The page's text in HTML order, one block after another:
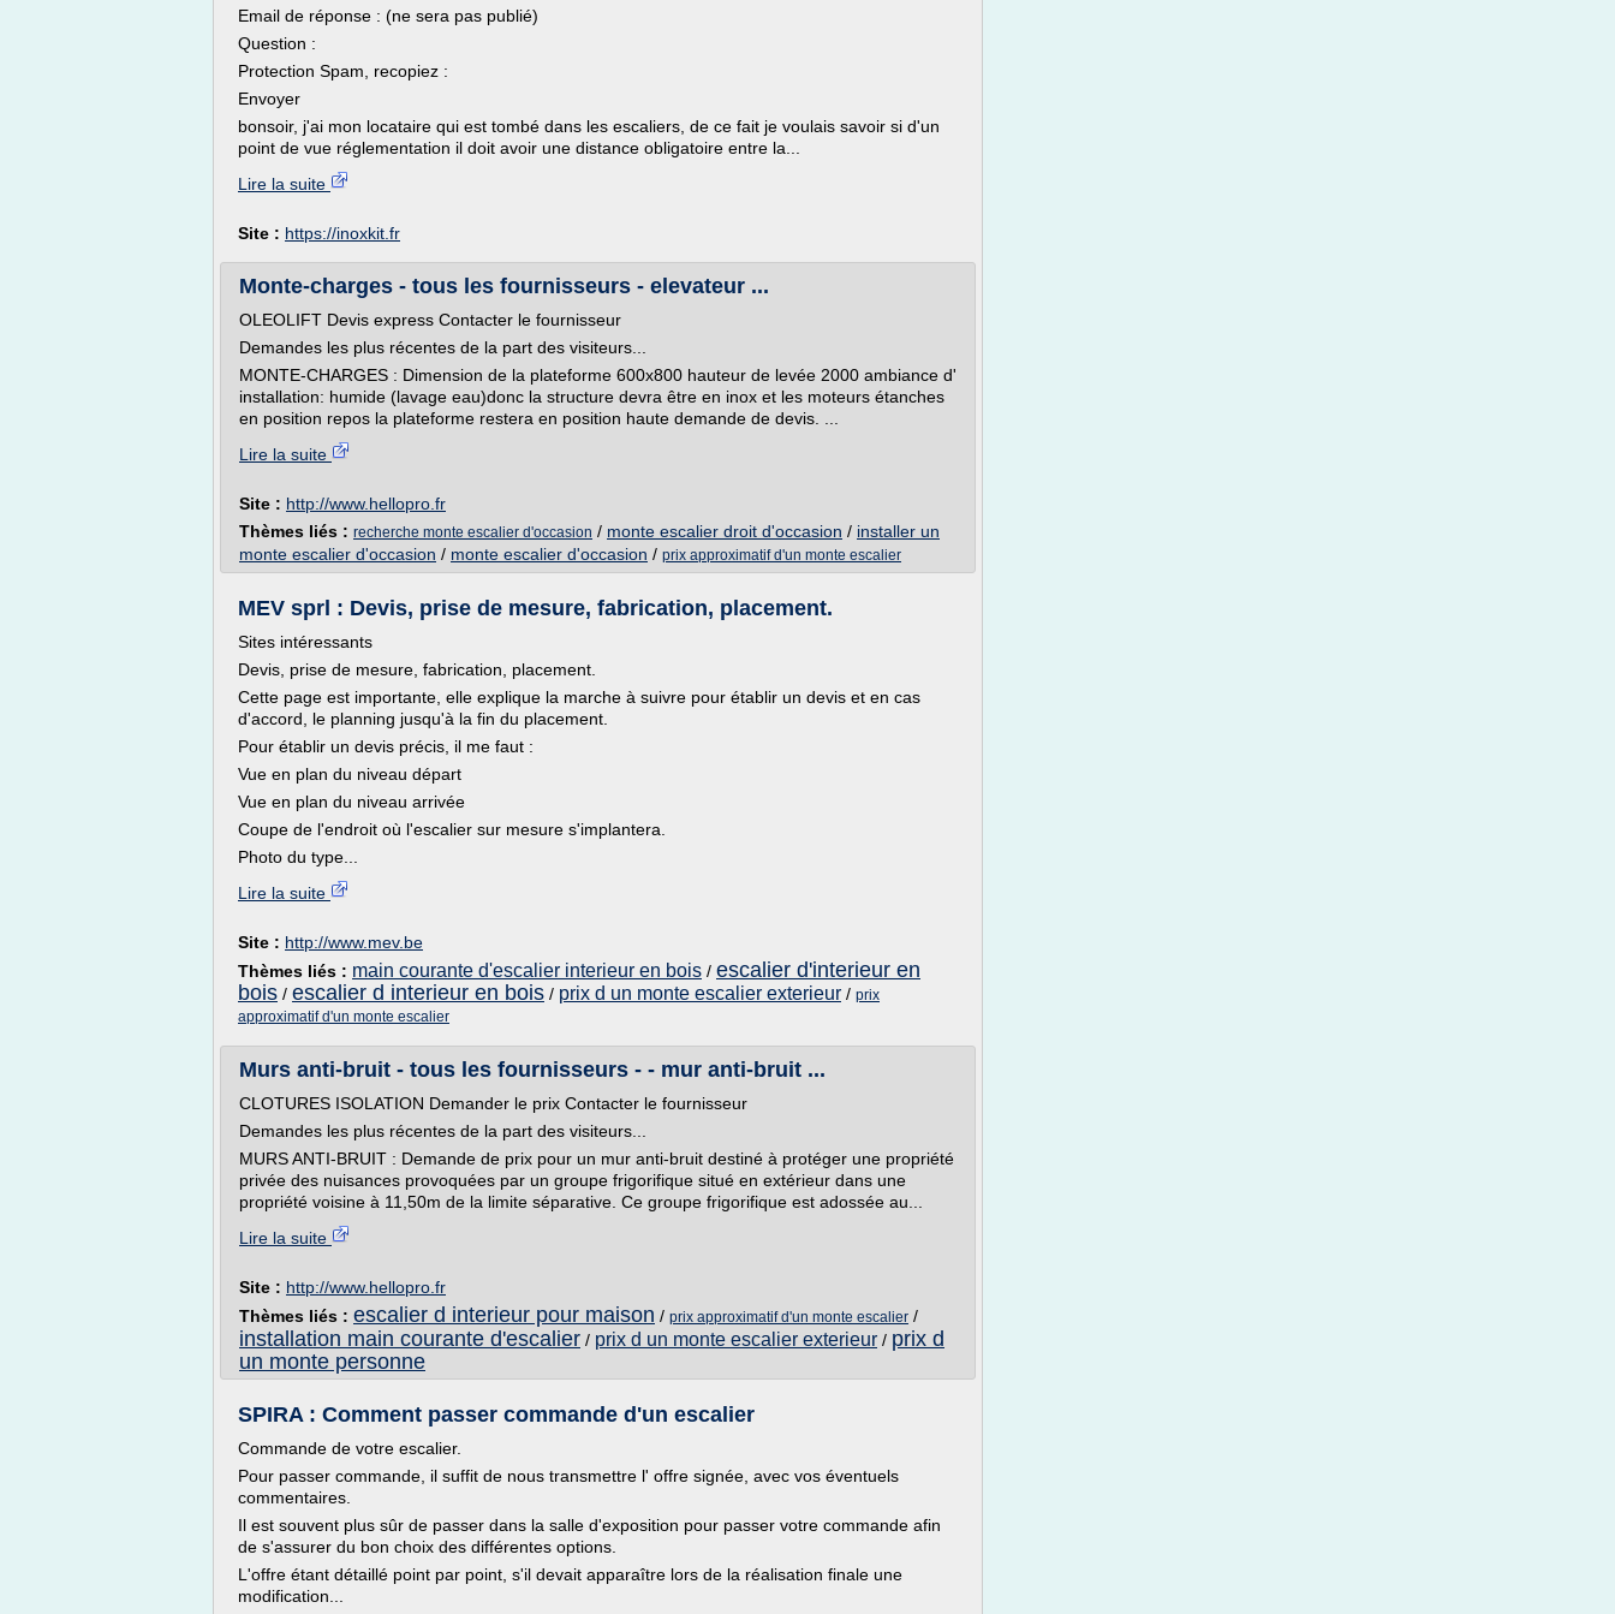
Email de réponse : (ne sera pas publié)
Question :
Protection Spam, recopiez :
Envoyer
bonsoir, j'ai mon locataire qui est tombé dans les escaliers, de ce fait je voulais savoir si d'un
point de vue réglementation il doit avoir une distance obligatoire entre la...
Lire la suite
Site : https://inoxkit.fr
Monte-charges - tous les fournisseurs - elevateur ...
OLEOLIFT Devis express Contacter le fournisseur
Demandes les plus récentes de la part des visiteurs...
MONTE-CHARGES : Dimension de la plateforme 600x800 hauteur de levée 2000 ambiance d'
installation: humide (lavage eau)donc la structure devra être en inox et les moteurs étanches
en position repos la plateforme restera en position haute demande de devis. ...
Lire la suite
Site : http://www.hellopro.fr
Thèmes liés : recherche monte escalier d'occasion / monte escalier droit d'occasion / installer un
monte escalier d'occasion / monte escalier d'occasion / prix approximatif d'un monte escalier
MEV sprl : Devis, prise de mesure, fabrication, placement.
Sites intéressants
Devis, prise de mesure, fabrication, placement.
Cette page est importante, elle explique la marche à suivre pour établir un devis et en cas
d'accord, le planning jusqu'à la fin du placement.
Pour établir un devis précis, il me faut :
Vue en plan du niveau départ
Vue en plan du niveau arrivée
Coupe de l'endroit où l'escalier sur mesure s'implantera.
Photo du type...
Lire la suite
Site : http://www.mev.be
Thèmes liés : main courante d'escalier interieur en bois / escalier d'interieur en
bois / escalier d interieur en bois / prix d un monte escalier exterieur / prix
approximatif d'un monte escalier
Murs anti-bruit - tous les fournisseurs - - mur anti-bruit ...
CLOTURES ISOLATION Demander le prix Contacter le fournisseur
Demandes les plus récentes de la part des visiteurs...
MURS ANTI-BRUIT : Demande de prix pour un mur anti-bruit destiné à protéger une propriété
privée des nuisances provoquées par un groupe frigorifique situé en extérieur dans une
propriété voisine à 11,50m de la limite séparative. Ce groupe frigorifique est adossée au...
Lire la suite
Site : http://www.hellopro.fr
Thèmes liés : escalier d interieur pour maison / prix approximatif d'un monte escalier /
installation main courante d'escalier / prix d un monte escalier exterieur / prix d
un monte personne
SPIRA : Comment passer commande d'un escalier
Commande de votre escalier.
Pour passer commande, il suffit de nous transmettre l' offre signée, avec vos éventuels
commentaires.
Il est souvent plus sûr de passer dans la salle d'exposition pour passer votre commande afin
de s'assurer du bon choix des différentes options.
L'offre étant détaillé point par point, s'il devait apparaître lors de la réalisation finale une
modification...